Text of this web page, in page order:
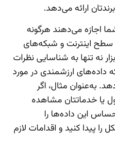
ارائه می‌دهد.
اجازه می‌دهند هرگونه
سطح اینترنت و شبکه‌های
نه تنها به شناسایی نظرات
داده‌های ارزشمندی در مورد
به‌عنوان مثال، اگر
یا خدماتتان مشاهده
این داده‌ها را
پیدا کنید و اقدامات لازم